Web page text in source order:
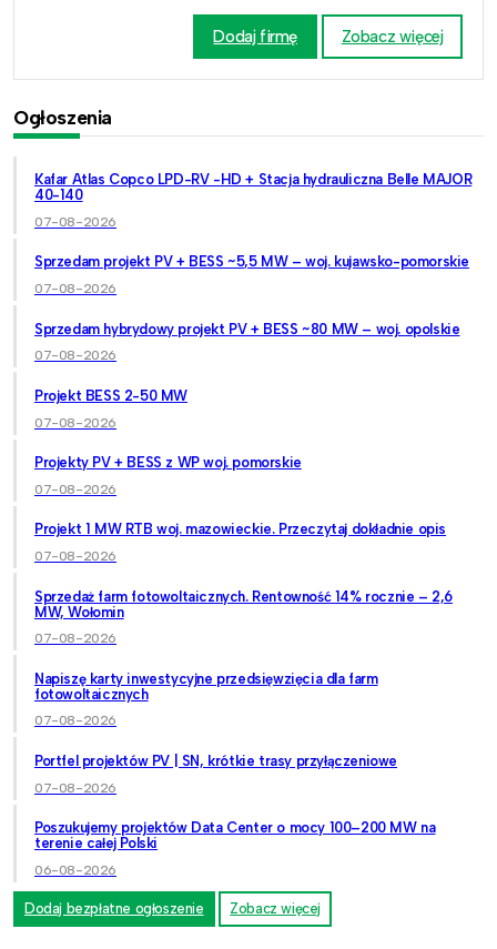
Dodaj firmę Zobacz więcej
Ogłoszenia
Kafar Atlas Copco LPD-RV -HD + Stacja hydrauliczna Belle MAJOR
40-140
07-08-2026
Sprzedam projekt PV + BESS ~5,5 MW – woj. kujawsko-pomorskie
07-08-2026
Sprzedam hybrydowy projekt PV + BESS ~80 MW – woj. opolskie
07-08-2026
Projekt BESS 2-50 MW
07-08-2026
Projekty PV + BESS z WP woj. pomorskie
07-08-2026
Projekt 1 MW RTB woj. mazowieckie. Przeczytaj dokładnie opis
07-08-2026
Sprzedaż farm fotowoltaicznych. Rentowność 14% rocznie – 2,6
MW, Wołomin
07-08-2026
Napiszę karty inwestycyjne przedsięwzięcia dla farm
fotowoltaicznych
07-08-2026
Portfel projektów PV | SN, krótkie trasy przyłączeniowe
07-08-2026
Poszukujemy projektów Data Center o mocy 100–200 MW na
terenie całej Polski
06-08-2026
Dodaj bezpłatne ogłoszenie Zobacz więcej